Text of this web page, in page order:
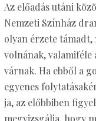
Az előadás utáni
Nemzeti Színház
olyan érzete
volnának, valamiféle
várnak. Ha ebből a
egyenes
ja, az előbbiben
megvizsgálja, hogy